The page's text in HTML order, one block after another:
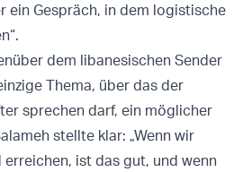
ein Gespräch, in dem logistische
dem libanesischen Sender
Thema, über das der
sprechen darf, ein möglicher
stellte klar: „Wenn wir
ist das gut, und wenn